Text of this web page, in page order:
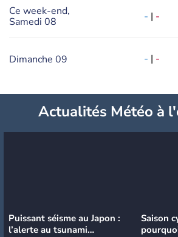
Ce week-end,
Samedi 08
- | -
Dimanche 09 - | -
Actualités Météo à
Puissant séisme au Japon :
l’alerte au tsunami
Saison